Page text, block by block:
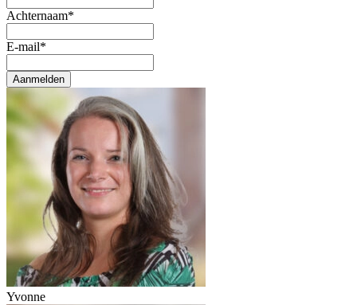
Achternaam*
E-mail*
Aanmelden
Yvonne